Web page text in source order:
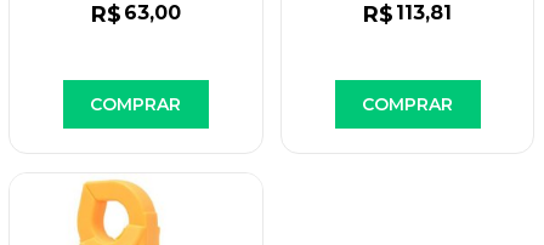
R$ 63,00
COMPRAR
R$ 113,81
COMPRAR